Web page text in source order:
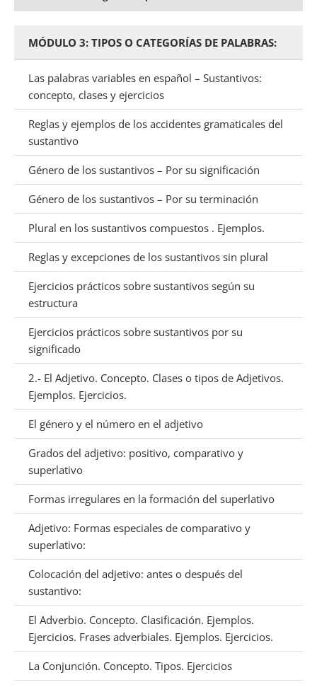
MÓDULO 3: TIPOS O CATEGORÍAS DE PALABRAS:
Las palabras variables en español – Sustantivos:
concepto, clases y ejercicios
Reglas y ejemplos de los accidentes gramaticales del
sustantivo
Género de los sustantivos – Por su significación
Género de los sustantivos – Por su terminación
Plural en los sustantivos compuestos . Ejemplos.
Reglas y excepciones de los sustantivos sin plural
Ejercicios prácticos sobre sustantivos según su
estructura
Ejercicios prácticos sobre sustantivos por su
significado
2.- El Adjetivo. Concepto. Clases o tipos de Adjetivos.
Ejemplos. Ejercicios.
El género y el número en el adjetivo
Grados del adjetivo: positivo, comparativo y
superlativo
Formas irregulares en la formación del superlativo
Adjetivo: Formas especiales de comparativo y
superlativo:
Colocación del adjetivo: antes o después del
sustantivo:
El Adverbio. Concepto. Clasificación. Ejemplos.
Ejercicios. Frases adverbiales. Ejemplos. Ejercicios.
La Conjunción. Concepto. Tipos. Ejercicios